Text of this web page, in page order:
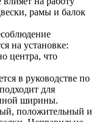
рамы и балок
на установке:
центра, что
в руководстве по
для
ширины.
положительный и